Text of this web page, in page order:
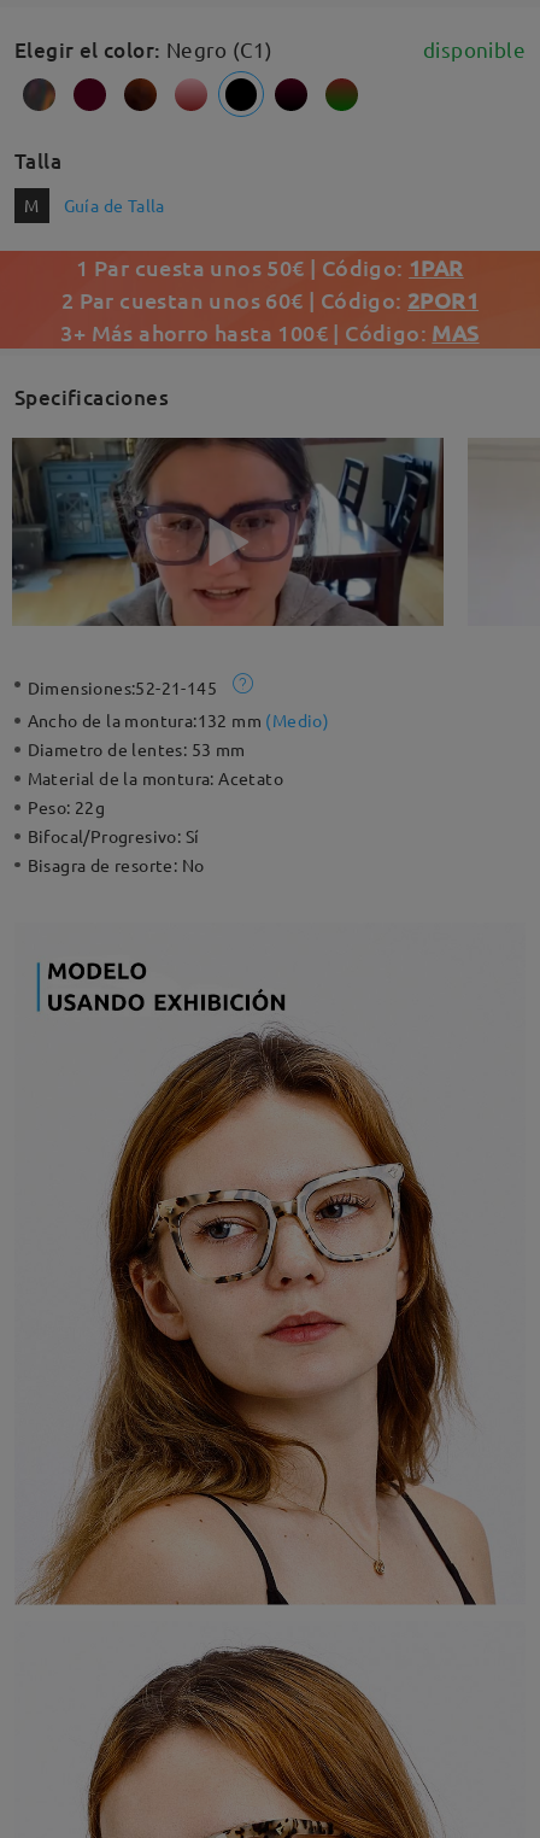
Elegir el color: Negro (C1) disponible
Talla
M Guía de Talla
1 Par cuesta unos 50€ | Código: 1PAR
2 Par cuestan unos 60€ | Código: 2POR1
3+ Más ahorro hasta 100€ | Código: MAS
Specificaciones
Dimensiones:52-21-145
Ancho de la montura:132 mm (Medio)
Diametro de lentes: 53 mm
Material de la montura:Acetato
Peso: 22g
Bifocal/Progresivo: Sí
Bisagra de resorte: No